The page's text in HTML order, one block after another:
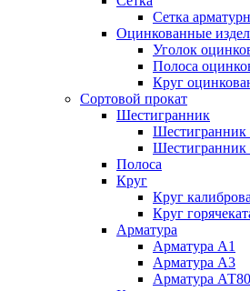
Сетка
Оцинкованные
Уголок
Полоса
Круг
Сортовой прокат
Шестигранник
Шестигранник
Шестигранник
Полоса
Круг
Круг
Круг
Арматура
Арматура А1
Арматура А3
Арматура